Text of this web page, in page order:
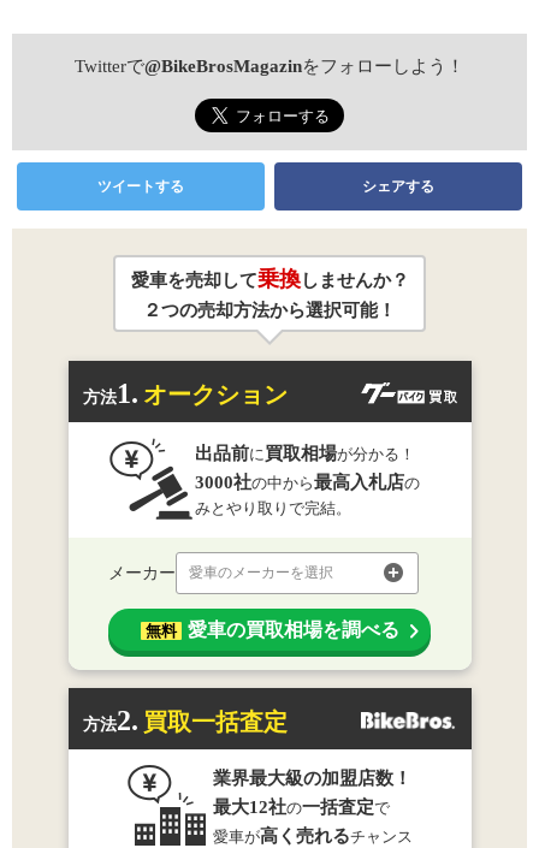
Twitterで@BikeBrosMagazinをフォローしよう！
ツイートする シェアする
愛車を売却して乗換しませんか？
２つの売却方法から選択可能！
方法1. オークション
出品前に買取相場が分かる！
3000社の中から最高入札店の
みとやり取りで完結。
メーカー 愛車のメーカーを選択
無料 愛車の買取相場を調べる
方法2. 買取一括査定
業界最大級の加盟店数！
最大12社の一括査定で
愛車が高く売れるチャンス